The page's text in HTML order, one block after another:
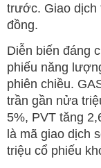
trước. Giao dịch
đồng.
Diễn biến đáng
phiếu năng
phiên chiều.
trần gần nửa
5%, PVT tăng
là mã giao dịch
triệu cổ phiếu